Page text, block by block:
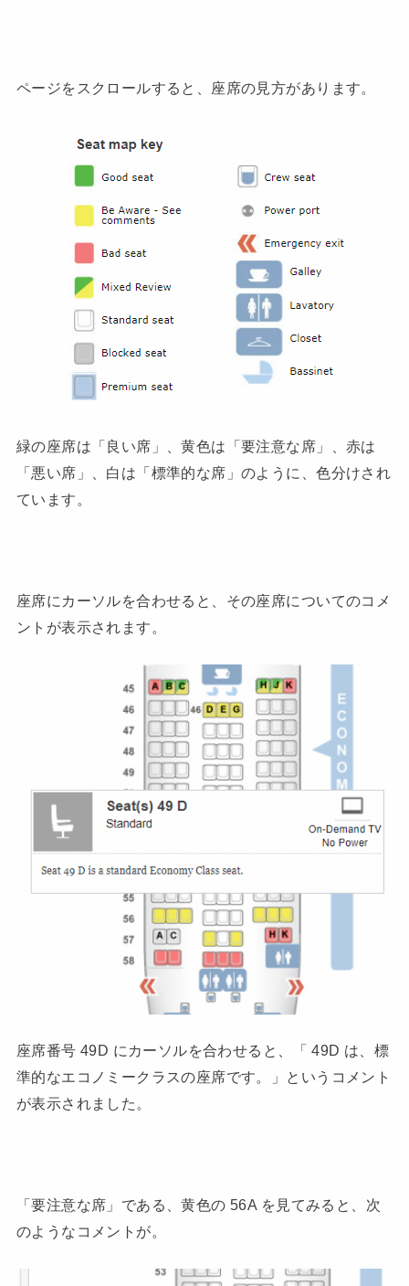
ページをスクロールすると、座席の見方があります。
緑の座席は「良い席」、黄色は「要注意な席」、赤は
「悪い席」、白は「標準的な席」のように、色分けされ
ています。
座席にカーソルを合わせると、その座席についてのコメ
ントが表示されます。
座席番号 49D にカーソルを合わせると、「 49D は、標
準的なエコノミークラスの座席です。」というコメント
が表示されました。
「要注意な席」である、黄色の 56A を見てみると、次
のようなコメントが。